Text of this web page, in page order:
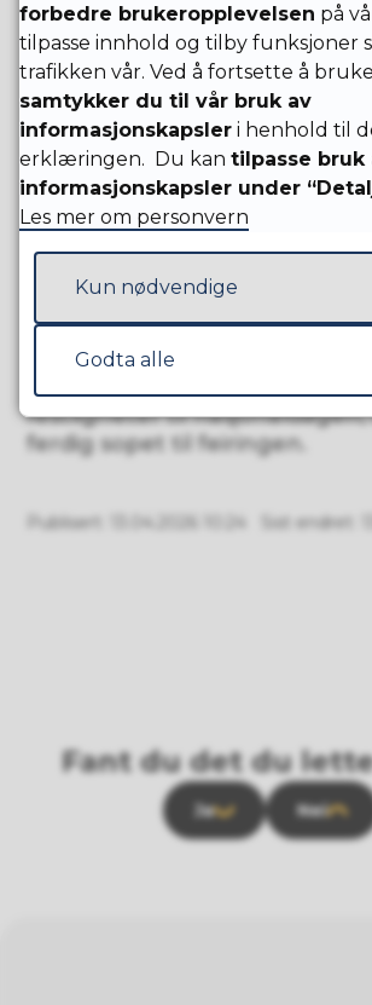
Vi planlegger arbeidet ut fra
tilgjengelig for å få jobben
har vi ikke anledning til å
når vi kommer til din gate. Det
at sopebilen passerer gaten
sope. Det er fordi den skal på
et annet sted i kommunen.
rundt kommunen innen 17.
slutten av perioden prioritere
områdene. Dette sikrer at
andre steder man skal
festligheter til
ferdig sopet til feiringen.
Publisert 13.04.2026 10:24 Sist endret
Fant du det du
Ja Nei
forbedre brukeropplevelsen på
tilpasse innhold og tilby funksjoner
trafikken vår. Ved å fortsette å
samtykker du til vår bruk av
informasjonskapsler i henhold til
erklæringen. Du kan tilpasse bruk
informasjonskapsler under
Les mer om personvern
Kun nødvendige
Godta alle